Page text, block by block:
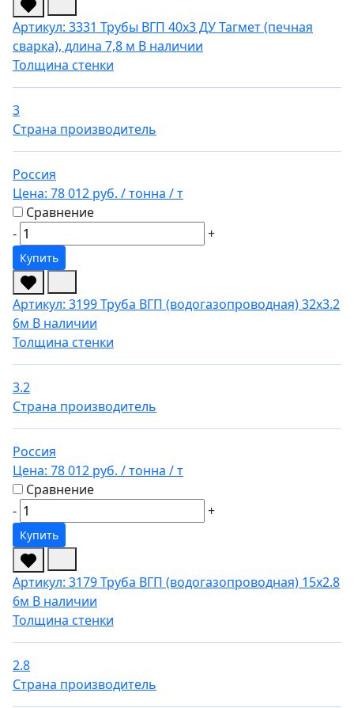
Артикул: 3331 Трубы ВГП 40х3 ДУ Тагмет (печная
сварка), длина 7,8 м В наличии
Толщина стенки
3
Страна производитель
Россия
Цена: 78 012 руб. / тонна / т
Сравнение
-
+
Купить
Артикул: 3199Труба ВГП (водогазопроводная) 32х3.2
6м В наличии
Толщина стенки
3.2
Страна производитель
Россия
Цена: 78 012 руб. / тонна / т
Сравнение
-
+
Купить
Артикул: 3179Труба ВГП (водогазопроводная) 15х2.8
6м В наличии
Толщина стенки
2.8
Страна производитель